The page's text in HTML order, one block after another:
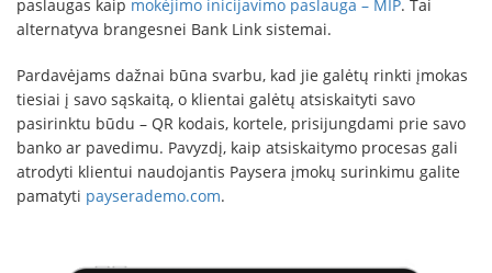
paslaugas kaip mokėjimo inicijavimo paslauga – MIP. Tai
alternatyva brangesnei Bank Link sistemai.
Pardavėjams dažnai būna svarbu, kad jie galėtų rinkti įmokas
tiesiai į savo sąskaitą, o klientai galėtų atsiskaityti savo
pasirinktu būdu – QR kodais, kortele, prisijungdami prie savo
banko ar pavedimu. Pavyzdį, kaip atsiskaitymo procesas gali
atrodyti klientui naudojantis Paysera įmokų surinkimu galite
pamatyti payserademo.com.